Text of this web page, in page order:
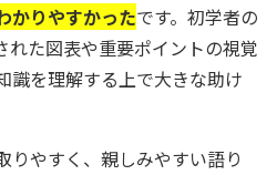
かりやすかったです。初学者の
れた図表や重要ポイントの視覚
識を理解する上で大きな助け
りやすく、親しみやすい語り